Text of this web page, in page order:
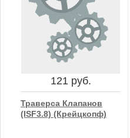
121 руб.
Траверса Клапанов
(ISF3.8) (крейцкопф)